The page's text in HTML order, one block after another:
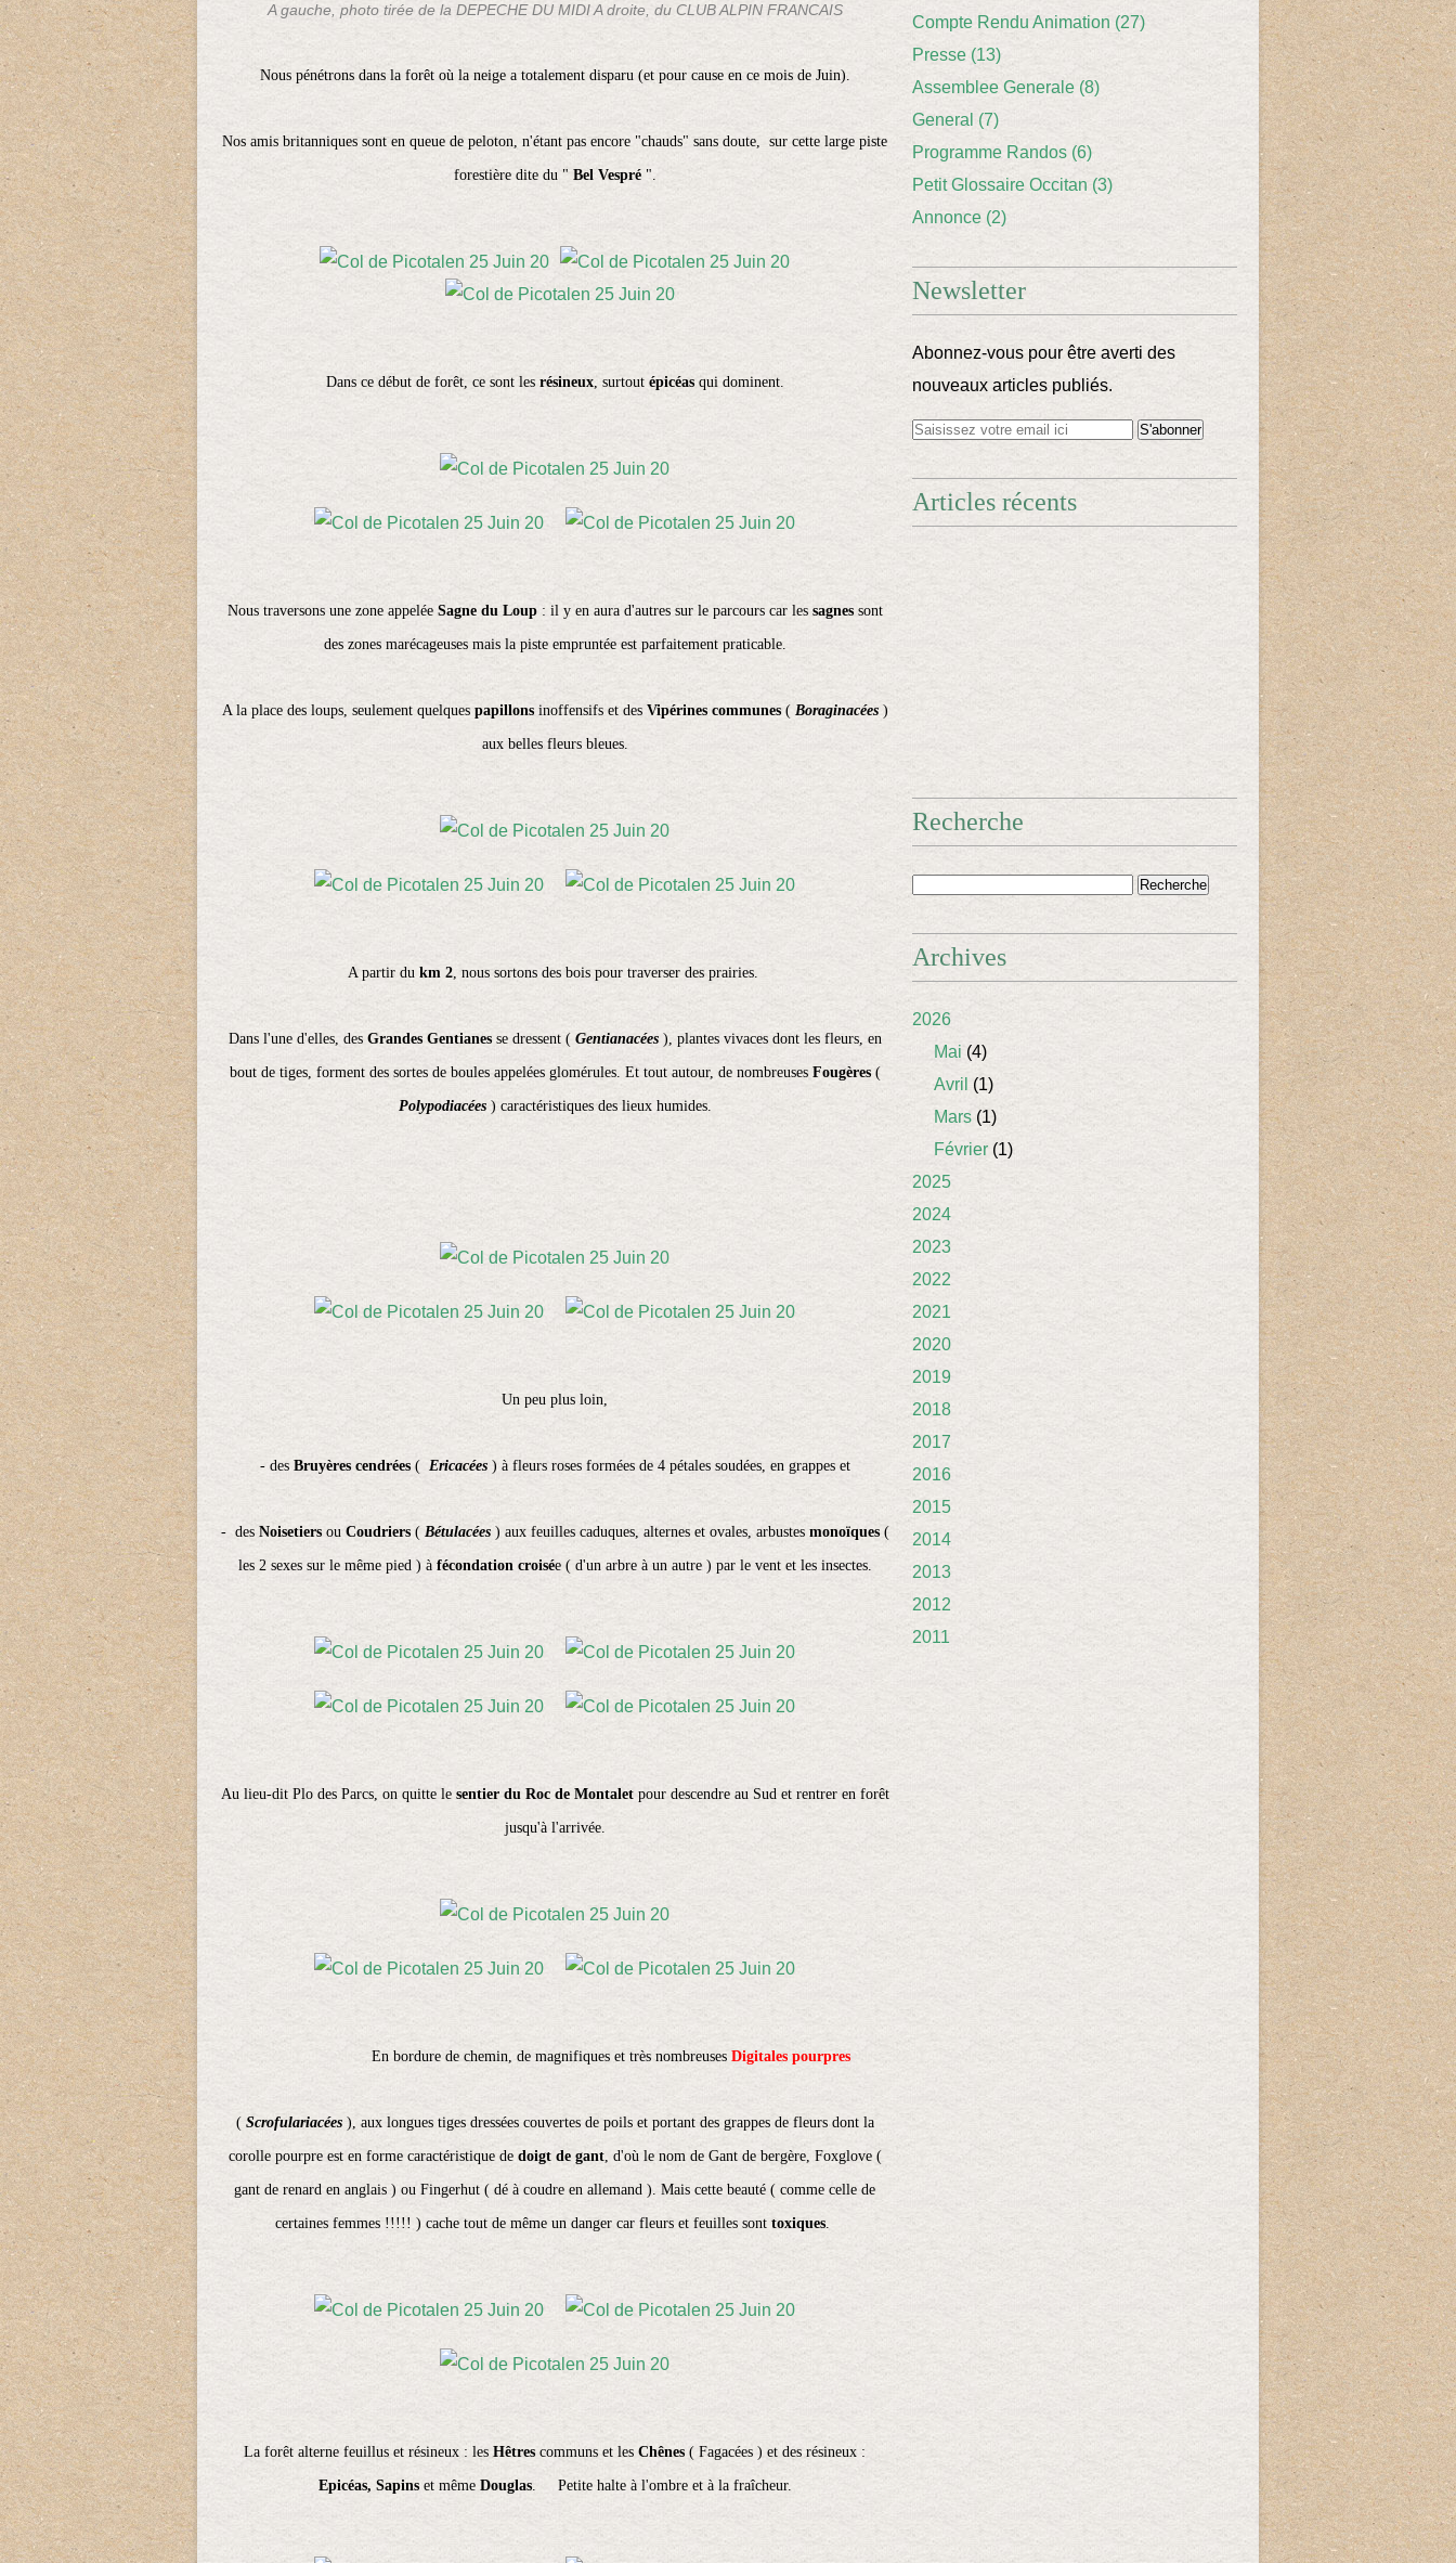
A gauche, photo tirée de la DEPECHE DU MIDI A droite, du CLUB ALPIN FRANCAIS
Nous pénétrons dans la forêt où la neige a totalement disparu (et pour cause en ce mois de Juin).
Nos amis britanniques sont en queue de peloton, n'étant pas encore "chauds" sans doute, sur cette large piste
forestière dite du " Bel Vespré".
Dans ce début de forêt, ce sont les résineux, surtout épicéas qui dominent.
Nous traversons une zone appelée Sagne du Loup: il y en aura d'autres sur le parcours car les sagnes sont
des zones marécageuses mais la piste empruntée est parfaitement praticable.
A la place des loups, seulement quelques papillonsinoffensifs et des Vipérines communes( Boraginacées)
aux belles fleurs bleues.
A partir du km 2, nous sortons des bois pour traverser des prairies.
Dans l'une d'elles, des Grandes Gentianes se dressent ( Gentianacées ), plantes vivaces dont les fleurs, en
bout de tiges, forment des sortes de boules appelées glomérules. Et tout autour, de nombreuses Fougères (
Polypodiacées ) caractéristiques des lieux humides.
Un peu plus loin,
- des Bruyères cendrées( Ericacées) à fleurs roses formées de 4 pétales soudées, en grappes et
- desNoisetiersou Coudriers( Bétulacées) aux feuilles caduques, alternes et ovales, arbustes monoïques(
les 2 sexes sur le même pied ) à fécondation croisée ( d'un arbre à un autre ) par le vent et les insectes.
Au lieu-dit Plo des Parcs, on quitte le sentier du Roc de Montaletpour descendre au Sud et rentrer en forêt
jusqu'à l'arrivée.
En bordure de chemin, de magnifiques et très nombreuses Digitales pourpres
( Scrofulariacées), aux longues tiges dressées couvertes de poils et portant des grappes de fleurs dont la
corolle pourpre est en forme caractéristique de doigt de gant, d'où le nom de Gant de bergère, Foxglove (
gant de renard en anglais ) ou Fingerhut ( dé à coudre en allemand ). Mais cette beauté ( comme celle de
certaines femmes !!!!! ) cache tout de même un danger car fleurs et feuilles sont toxiques.
La forêt alterne feuillus et résineux : les Hêtrescommuns et les Chênes ( Fagacées ) et des résineux :
Epicéas, Sapins et mêmeDouglas. Petite halte à l'ombre et à la fraîcheur.
Compte Rendu Animation (27)
Presse (13)
Assemblee Generale (8)
General (7)
Programme Randos (6)
Petit Glossaire Occitan (3)
Annonce (2)
Newsletter
Abonnez-vous pour être averti des
nouveaux articles publiés.
Articles récents
Recherche
Archives
2026
Mai (4)
Avril (1)
Mars (1)
Février (1)
2025
2024
2023
2022
2021
2020
2019
2018
2017
2016
2015
2014
2013
2012
2011